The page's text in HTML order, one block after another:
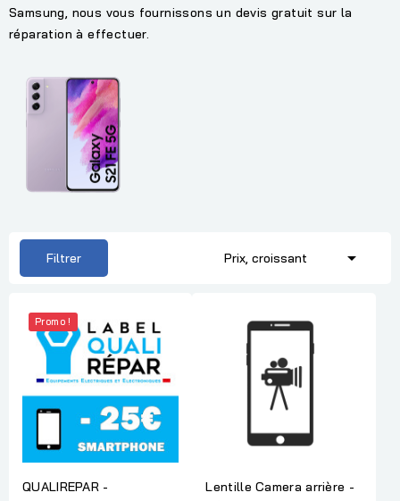
Samsung, nous vous fournissons un devis gratuit sur la
réparation à effectuer.
Filtrer Prix, croissant 
Promo !
QUALIREPAR -
Lentille Camera arrière -